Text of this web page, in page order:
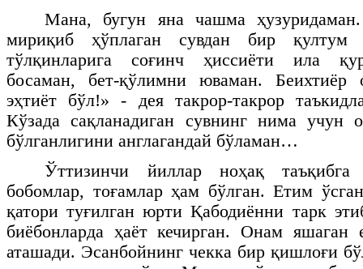
Мана, бугун яна чашма
мириқиб ҳўплаган сувдан бир қултум
тўлқинларига соғинч ҳиссиёти ила
босаман, бет-қўлимни юваман. Беихтиёр
эҳтиёт бўл!» - дея такрор-такрор
Кўзада сақланадиган сувнинг нима учун
бўлганлигини англагандай бўламан…
Ўттизинчи йиллар ноҳақ таъқибга
бобомлар, тоғамлар ҳам бўлган. Етим
қатори туғилган юрти Қабодиённи тарк
биёбонларда ҳаёт кечирган. Онам яшаган
аташади. Эсанбойнинг чекка бир қишлоғи